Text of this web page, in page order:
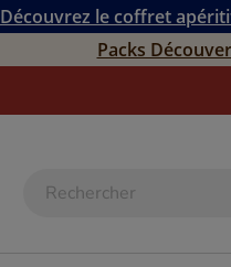
Découvrez le coffret
Packs